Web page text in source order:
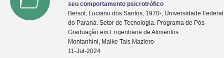
seu comportamento psicrotrófico
Bersot, Luciano dos Santos, 1970-; Universidade Federal
do Paraná. Setor de Tecnologia. Programa de Pós-
Graduação em Engenharia de Alimentos
Montanhini, Maike Taís Maziero
11-Jul-2024